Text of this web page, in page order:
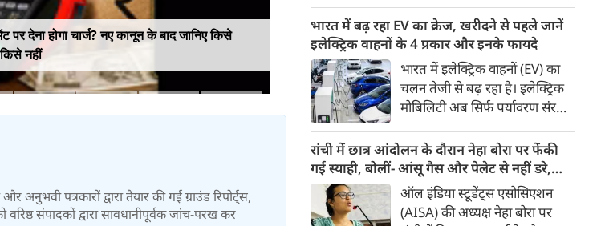
पर देना होगा चार्ज? नए कानून के बाद जानिए किसे
नहीं
अनुभवी पत्रकारों द्वारा तैयार की गई ग्राउंड रिपोर्ट्स,
संपादकों द्वारा सावधानीपूर्वक जांच-परख कर
थी। घटना के बाद नेहा बोरा ने कहा
कि इसका पता लगाना जरूरी है कि ये
कौन सी ताकतें हैं।
भारत में बढ़ रहा EV का क्रेज, खरीदने से पहले जानें
इलेक्ट्रिक वाहनों के 4 प्रकार और इनके फायदे
भारत में इलेक्ट्रिक वाहनों (EV) का
चलन तेजी से बढ़ रहा है। इलेक्ट्रिक
मोबिलिटी अब सिर्फ पर्यावरण संरक्षण
ऊर्जा सुरक्षा, आर्थिक विकास और
टिकाऊ परिवहन व्यवस्था का अहम
हिस्सा बनती जा रही है। 2016 के
बाद से भारत में इलेक्ट्रिक वाहनों की
रांची में छात्र आंदोलन के दौरान नेहा बोरा पर फेंकी
गई स्याही, बोलीं- आंसू गैस और पेलेट से नहीं डरे,
इससे भी नहीं डरेंगे ऑल इंडिया स्टूडेंट्स एसोसिएशन
(AISA) की अध्यक्ष नेहा बोरा पर